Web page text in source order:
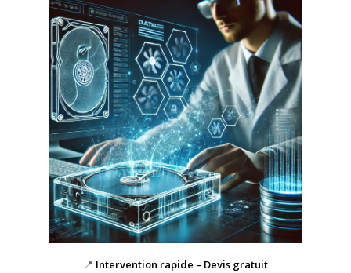
📍 Intervention rapide – Devis gratuit